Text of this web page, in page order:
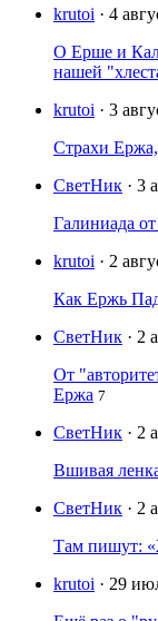
krutoi · 4
О Ерше и
нашей
krutoi · 3
Страхи
СветНик · 3
Галиниада
krutoi · 2
Как Ержь
СветНик · 2
От
Ержа 7
СветНик · 2
Вшивая
СветНик · 2
Там пишут:
krutoi · 29